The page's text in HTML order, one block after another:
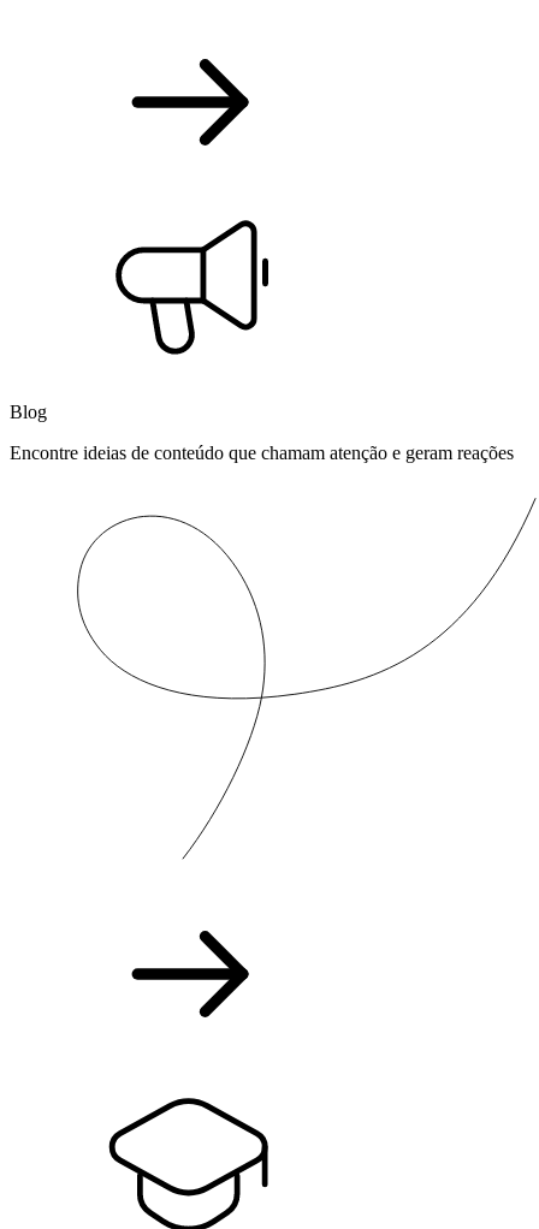
Blog
Encontre ideias de conteúdo que chamam atenção e geram reações